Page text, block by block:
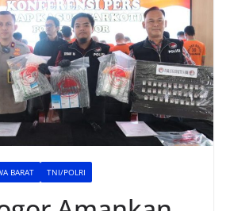
BARAT TNI/POLRI